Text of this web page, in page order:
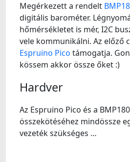
Megérkezett a rendelt
digitális barométer.
hőmérsékletet is mér, I2C
vele kommunikálni. Az előző
Espruino Pico támogatja.
kössem akkor össze őket :)
Hardver
Az Espruino Pico és a
összekötéséhez mindössze
vezeték szükséges …